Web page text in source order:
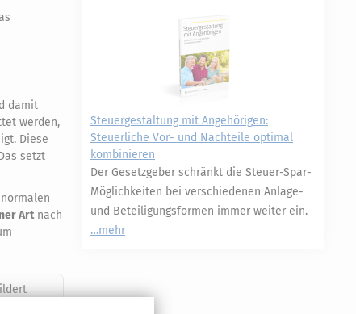
damit
werden,
Diese
setzt
Artnach
Steuergestaltung mit Angehörigen:
Steuerliche Vor- und Nachteile optimal
kombinieren
Der Gesetzgeber schränkt die Steuer-Spar-
Möglichkeiten bei verschiedenen Anlage-
und Beteiligungsformen immer weiter ein.
mehr